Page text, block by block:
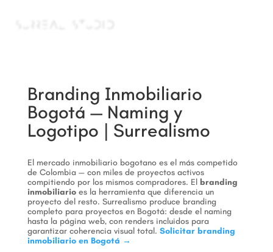
Branding Inmobiliario
Bogotá — Naming y
Logotipo | Surrealismo
El mercado inmobiliario bogotano es el más competido
de Colombia — con miles de proyectos activos
compitiendo por los mismos compradores. El branding
inmobiliarioes la herramienta que diferencia un
proyecto del resto. Surrealismo produce branding
completo para proyectos en Bogotá: desde el naming
hasta la página web, con renders incluidos para
garantizar coherencia visual total. Solicitar branding
inmobiliario en Bogotá →